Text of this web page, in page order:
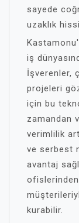
sayede
uzaklık
iş
İşverenler,
projeleri
için bu
zamandan
verimlilik
ve serbest
avantaj
kurabilir.